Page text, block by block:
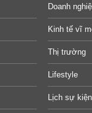
Doanh
Kinh tế vĩ
Thị trường
Lifestyle
Lịch sự kiện